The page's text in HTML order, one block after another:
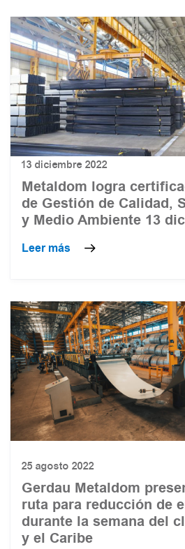
13 diciembre 2022
Metaldom logra
de Gestión de Calidad,
y Medio Ambiente 13
Leer más
25 agosto 2022
Gerdau Metaldom
ruta para reducción de
durante la semana del
y el Caribe